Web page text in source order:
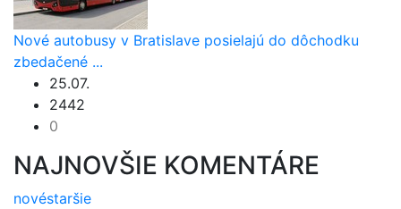
Nové autobusy v Bratislave posielajú do dôchodku
zbedačené ...
25.07.
2442
0
NAJNOVŠIE KOMENTÁRE
novéstaršie